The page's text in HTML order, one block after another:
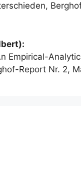
Empirical-
Report Nr. 2,